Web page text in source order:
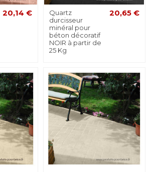
20,14 €
Quartz
durcisseur
minéral pour
béton décoratif
NOIR à partir de
25 Kg
20,65 €